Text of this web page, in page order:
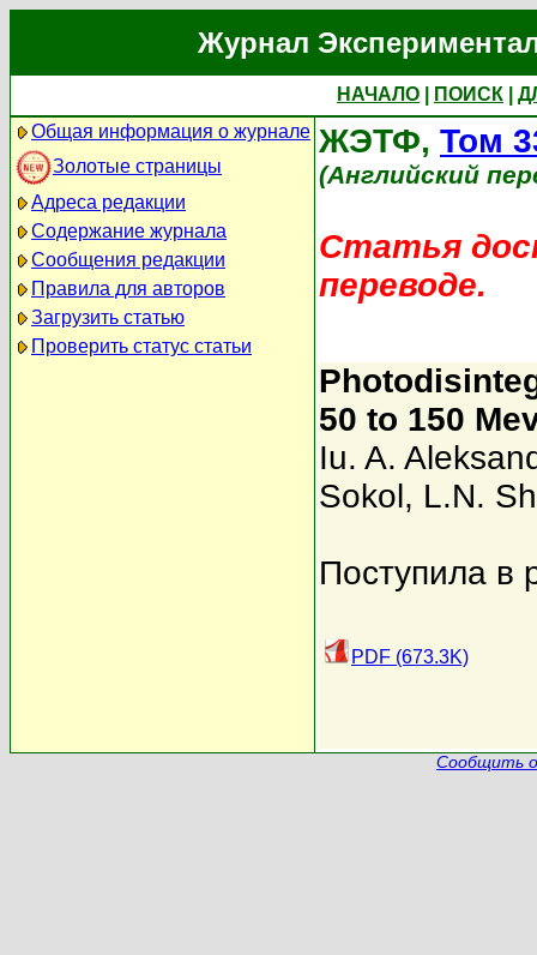
Журнал
НАЧАЛО ПОИСК
Общая информация о журнале
Золотые страницы
Адреса редакции
Содержание журнала
Сообщения редакции
Правила для авторов
Загрузить статью
Проверить статус статьи
ЖЭТФ, Том
(Английский
Статья
переводе.
50 to 150
Iu. A.
Sokol, L.N.
Поступила в
PDF (673.3K)
Сообщить о